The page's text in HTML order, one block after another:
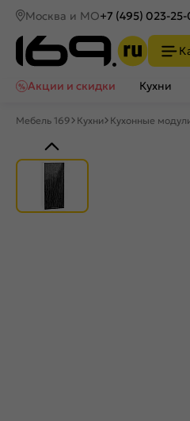
Москва и МО+7 (495) 023-
Акции и скидки
Кухни
Мебель 169 Кухни Кухонные